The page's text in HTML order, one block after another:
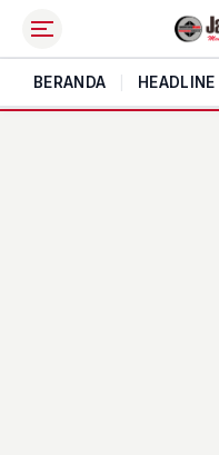
BERANDA HEADLINE